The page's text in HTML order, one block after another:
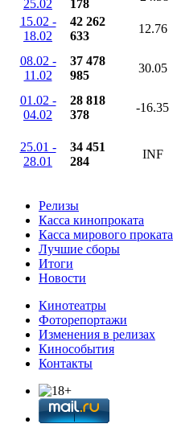
25.02
178
15.02 -
18.02
42 262
633
12.76
08.02 -
11.02
37 478
985
30.05
01.02 -
04.02
28 818
378
-16.35
25.01 -
28.01
34 451
284
INF
Релизы
Касса кинопроката
Касса мирового проката
Лучшие сборы
Итоги
Новости
Кинотеатры
Фоторепортажи
Изменения в релизах
Кинособытия
Контакты